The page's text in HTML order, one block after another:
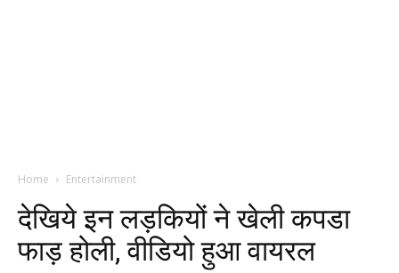
Home Entertainment
देखिये इन लड़कियों ने खेली कपडा
फाड़ होली, वीडियो हुआ वायरल